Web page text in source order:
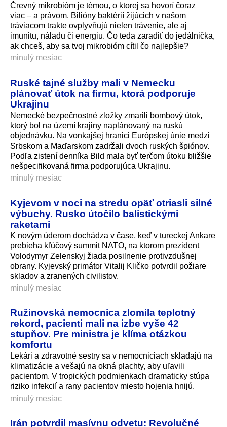
Črevný mikrobióm je témou, o ktorej sa hovorí čoraz
viac – a právom. Bilióny baktérií žijúcich v našom
tráviacom trakte ovplyvňujú nielen trávenie, ale aj
imunitu, náladu či energiu. Čo teda zaradiť do jedálnička,
ak chceš, aby sa tvoj mikrobióm cítil čo najlepšie?
minulý mesiac
Ruské tajné služby mali v Nemecku
plánovať útok na firmu, ktorá podporuje
Ukrajinu
Nemecké bezpečnostné zložky zmarili bombový útok,
ktorý bol na území krajiny naplánovaný na ruskú
objednávku. Na vonkajšej hranici Európskej únie medzi
Srbskom a Maďarskom zadržali dvoch ruských špiónov.
Podľa zistení denníka Bild mala byť terčom útoku bližšie
nešpecifikovaná firma podporujúca Ukrajinu.
minulý mesiac
Kyjevom v noci na stredu opäť otriasli silné
výbuchy. Rusko útočilo balistickými
raketami
K novým úderom dochádza v čase, keď v tureckej Ankare
prebieha kľúčový summit NATO, na ktorom prezident
Volodymyr Zelenskyj žiada posilnenie protivzdušnej
obrany. Kyjevský primátor Vitalij Kličko potvrdil požiare
skladov a zranených civilistov.
minulý mesiac
Ružinovská nemocnica zlomila teplotný
rekord, pacienti mali na izbe vyše 42
stupňov. Pre ministra je klíma otázkou
komfortu
Lekári a zdravotné sestry sa v nemocniciach skladajú na
klimatizácie a vešajú na okná plachty, aby uľavili
pacientom. V tropických podmienkach dramaticky stúpa
riziko infekcií a rany pacientov miesto hojenia hnijú.
minulý mesiac
Irán potvrdil masívnu odvetu: Revolučné